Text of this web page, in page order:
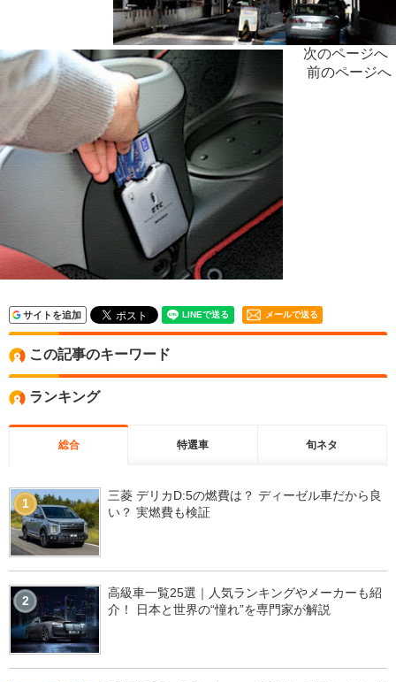
次のページへ
前のページへ
サイトを追加 メールで送る
この記事のキーワード
ランキング
総合 特選車 旬ネタ
1
三菱 デリカD:5の燃費は？ ディーゼル車だから良
い？ 実燃費も検証
2
高級車一覧25選｜人気ランキングやメーカーも紹
介！ 日本と世界の“憧れ”を専門家が解説